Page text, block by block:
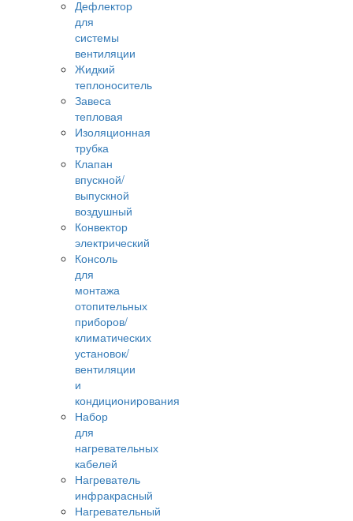
Дефлектор
для
системы
вентиляции
Жидкий
теплоноситель
Завеса
тепловая
Изоляционная
трубка
Клапан
впускной/
выпускной
воздушный
Конвектор
электрический
Консоль
для
монтажа
отопительных
приборов/
климатических
установок/
вентиляции
и
кондиционирования
Набор
для
нагревательных
кабелей
Нагреватель
инфракрасный
Нагревательный